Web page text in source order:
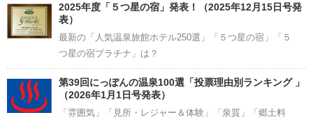
2025年度「５つ星の宿」発表！（2025年12月15日号発
表）
最新の「人気温泉旅館ホテル250選」「５つ星の宿」「５
つ星の宿プラチナ」は？
第39回にっぽんの温泉100選「投票理由別ランキング 」
（2026年1月1日号発表）
「雰囲気」「見所・レジャー＆体験」「泉質」「郷土料